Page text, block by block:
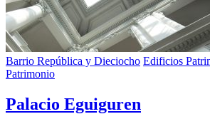
Barrio República y Dieciocho Edificios
Patrimonio
Palacio Eguiguren